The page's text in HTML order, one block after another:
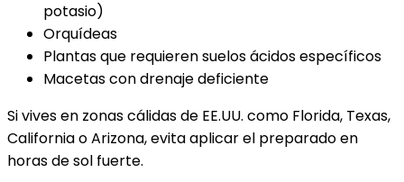
potasio)
Orquídeas
Plantas que requieren suelos ácidos específicos
Macetas con drenaje deficiente
Si vives en zonas cálidas de EE.UU. como Florida, Texas,
California o Arizona, evita aplicar el preparado en
horas de sol fuerte.